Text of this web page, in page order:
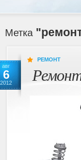
Метка
авг
6
2012
РЕМОНТ